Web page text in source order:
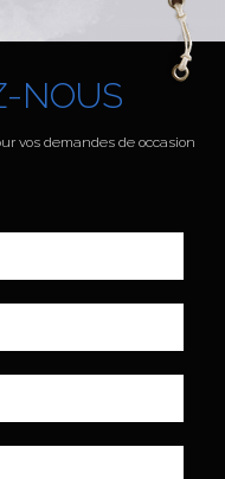
NOUS
vos demandes de occasion